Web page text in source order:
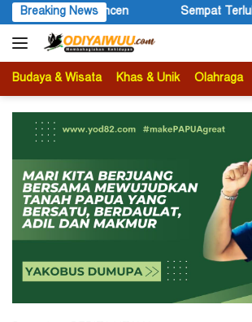
Langsung
ke
konten
Breaking News
Sempat Terluka, Pelaku Penembakan
Budaya & Wisata Khas & Unik Olahraga